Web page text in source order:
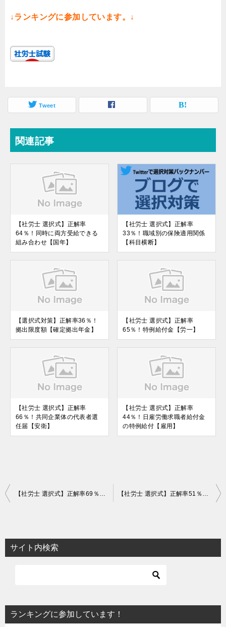
↓ランキングに参加しています。↓
Tweet
関連記事
【社労士 選択式】正解率
64％！同時に両方受給できる
組み合わせ【国年】
【社労士 選択式】正解率
33％！職域別の保険適用関係
【科目横断】
【選択式対策】正解率36％！
拠出限度額【確定拠出年金】
【社労士 選択式】正解率
65％！特例給付金【労一】
【社労士 選択式】正解率
66％！共同企業体の代表者選
任届【安衛】
【社労士 選択式】正解率
44％！日雇労働求職者給付金
の特例給付【雇用】
投
ビ
ゲ
ョ
ン
サイト内検索
ランキングに参加しています！